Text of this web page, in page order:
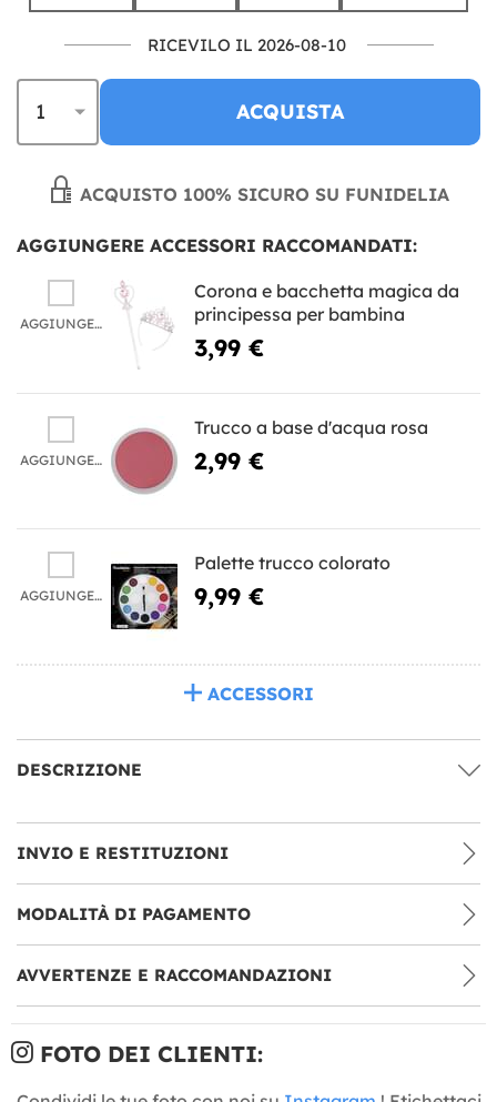
RICEVILO IL 2026-08-10
ACQUISTA
ACQUISTO 100% SICURO SU FUNIDELIA
AGGIUNGERE ACCESSORI RACCOMANDATI:
AGGIUNGERE
Corona e bacchetta magica da
principessa per bambina
3,99 €
AGGIUNGERE
Trucco a base d'acqua rosa
2,99 €
AGGIUNGERE
Palette trucco colorato
9,99 €
ACCESSORI
DESCRIZIONE
INVIO E RESTITUZIONI
MODALITÀ DI PAGAMENTO
AVVERTENZE E RACCOMANDAZIONI
FOTO DEI CLIENTI: